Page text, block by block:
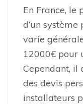
En France, le
d’un
varie
12000€ pour
Cependant, il
des devis
installateurs